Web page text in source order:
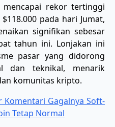
mencapai rekor tertinggi
pada hari Jumat,
signifikan sebesar
tahun ini. Lonjakan ini
pasar yang didorong
dan teknikal, menarik
komunitas kripto.
Komentari Gagalnya Soft-
Tetap Normal